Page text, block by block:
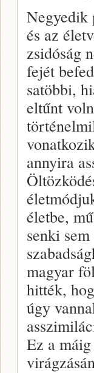
Negyedik
és az
zsidóság
fejét
satöbbi,
eltűnt
annyira
életbe,
senki
magyar
hitték,
úgy
Ez a